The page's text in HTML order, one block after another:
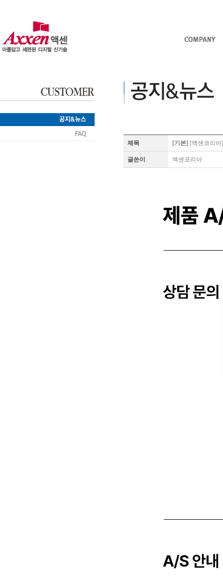
제목 [기본] [액센코리
글쓴이 액센코리아